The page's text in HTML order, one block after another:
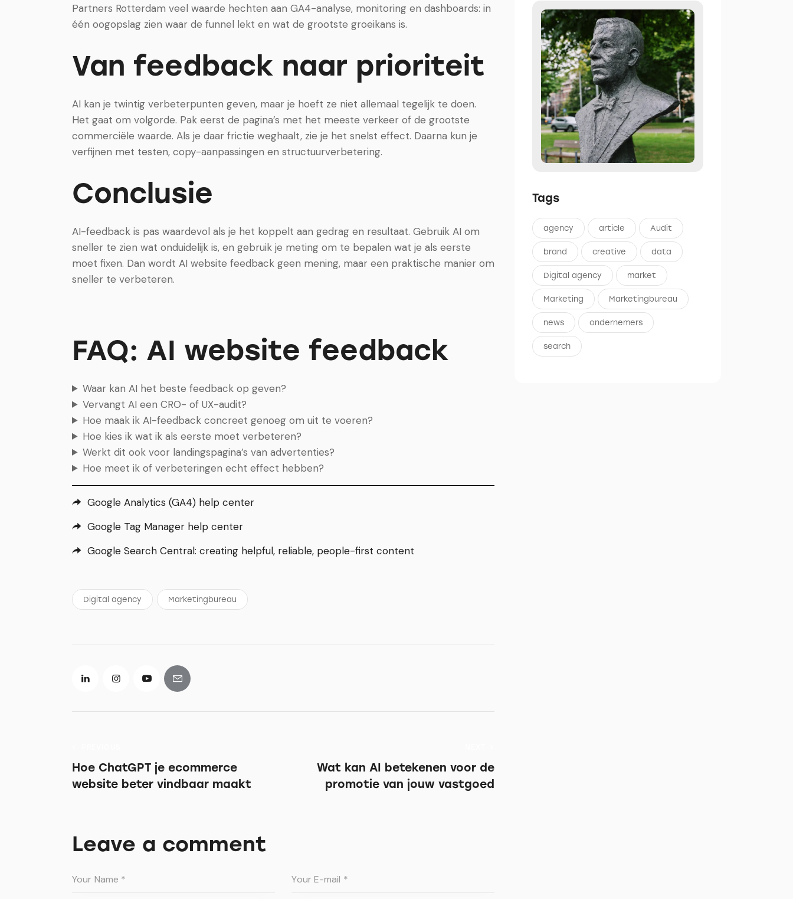
Partners Rotterdam veel waarde hechten aan GA4-analyse, monitoring en dashboards: in
één oogopslag zien waar de funnel lekt en wat de grootste groeikans is.
Van feedback naar prioriteit
AI kan je twintig verbeterpunten geven, maar je hoeft ze niet allemaal tegelijk te doen.
Het gaat om volgorde. Pak eerst de pagina’s met het meeste verkeer of de grootste
commerciële waarde. Als je daar frictie weghaalt, zie je het snelst effect. Daarna kun je
verfijnen met testen, copy-aanpassingen en structuurverbetering.
Conclusie
AI-feedback is pas waardevol als je het koppelt aan gedrag en resultaat. Gebruik AI om
sneller te zien wat onduidelijk is, en gebruik je meting om te bepalen wat je als eerste
moet fixen. Dan wordt AI website feedback geen mening, maar een praktische manier om
sneller te verbeteren.
FAQ: AI website feedback
Waar kan AI het beste feedback op geven?
Vervangt AI een CRO- of UX-audit?
Hoe maak ik AI-feedback concreet genoeg om uit te voeren?
Hoe kies ik wat ik als eerste moet verbeteren?
Werkt dit ook voor landingspagina’s van advertenties?
Hoe meet ik of verbeteringen echt effect hebben?
Google Analytics (GA4) help center
Google Tag Manager help center
Google Search Central: creating helpful, reliable, people-first content
Digital agency Marketingbureau
Hoe ChatGPT je ecommerce
website beter vindbaar maakt
Wat kan AI betekenen voor de
promotie van jouw vastgoed
Leave a comment
Tags
agency article Audit
brand creative data
Digital agency market
Marketing Marketingbureau
news ondernemers
search